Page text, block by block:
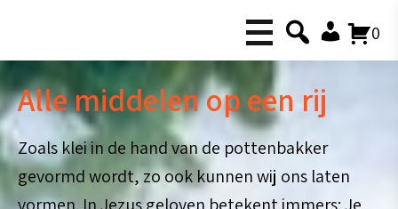
0
Alle middelen op een rij
Zoals klei in de hand van de pottenbakker
gevormd wordt, zo ook kunnen wij ons laten